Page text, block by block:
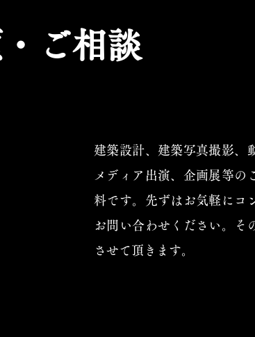
ご相談
建築設計、建築写真撮影、
メディア出演、企画展等の
料です。先ずはお気軽にコ
お問い合わせください。そ
させて頂きます。